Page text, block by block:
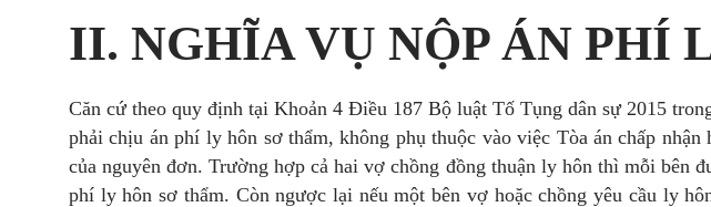
II. NGHĨA VỤ NỘP ÁN PHÍ
Căn cứ theo quy định tại Khoản 4 Điều 187 Bộ luật Tố Tụng dân sự 2015
phải chịu án phí ly hôn sơ thẩm, không phụ thuộc vào việc Tòa án chấp nhận
của nguyên đơn. Trường hợp cả hai vợ chồng đồng thuận ly hôn thì mỗi bên
phí ly hôn sơ thẩm. Còn ngược lại nếu một bên vợ hoặc chồng yêu cầu ly